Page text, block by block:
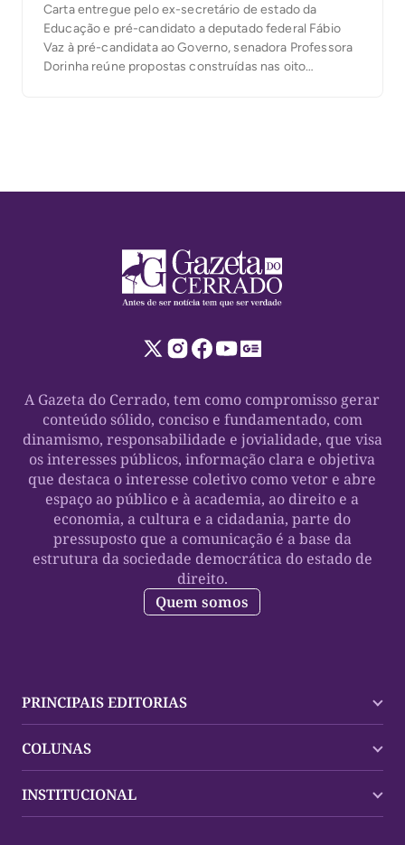
Carta entregue pelo ex-secretário de estado da
Educação e pré-candidato a deputado federal Fábio
Vaz à pré-candidata ao Governo, senadora Professora
Dorinha reúne propostas construídas nas oito
A Gazeta do Cerrado, tem como compromisso gerar
conteúdo sólido, conciso e fundamentado, com
dinamismo, responsabilidade e jovialidade, que visa
os interesses públicos, informação clara e objetiva
que destaca o interesse coletivo como vetor e abre
espaço ao público e à academia, ao direito e a
economia, a cultura e a cidadania, parte do
pressuposto que a comunicação é a base da
estrutura da sociedade democrática do estado de
direito.
Quem somos
PRINCIPAIS EDITORIAS
Palmas
Mundo
COLUNAS
Policial
INSTITUCIONAL